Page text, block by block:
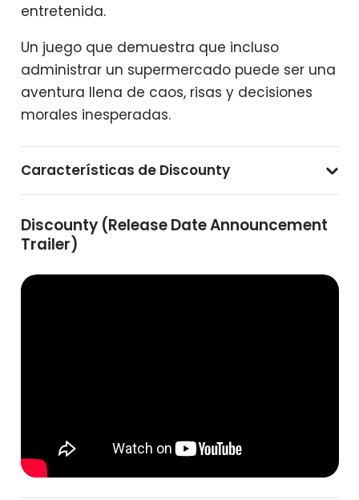
entretenida.
Un juego que demuestra que incluso
administrar un supermercado puede ser una
aventura llena de caos, risas y decisiones
morales inesperadas.
Características de Discounty
Discounty (Release Date Announcement
Trailer)